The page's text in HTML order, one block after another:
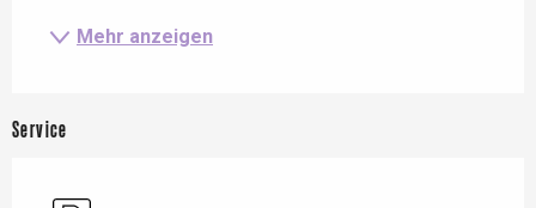
Mehr anzeigen
Service